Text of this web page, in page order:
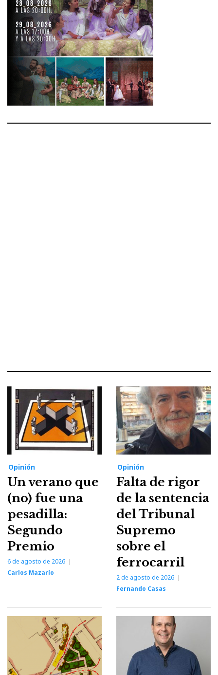
Opinión
Un verano que
(no) fue una
pesadilla:
Segundo
Premio
6 de agosto de 2026
Carlos Mazarío
Opinión
Falta de rigor
de la sentencia
del Tribunal
Supremo
sobre el
ferrocarril
2 de agosto de 2026
Fernando Casas